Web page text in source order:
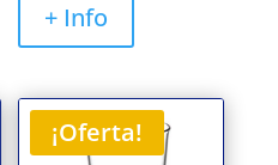
18,21€.
+ Info
¡Oferta!